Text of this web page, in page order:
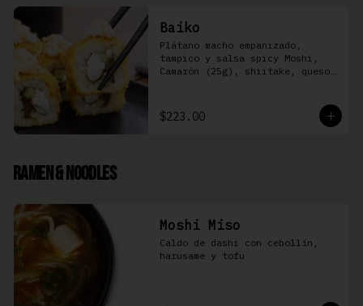
Baiko
Plátano macho empanizado,
tampico y salsa spicy Moshi,
Camarón (25g), shiitake, queso
$223.00
Ramen & Noodles
Moshi Miso
Caldo de dashi con cebollín,
harusame y tofu